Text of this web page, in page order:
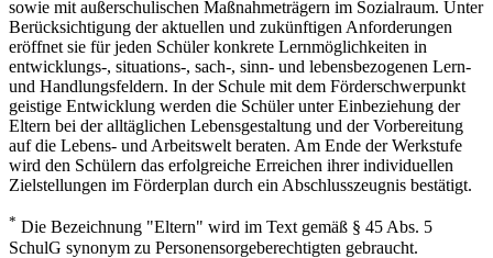
sowie mit außerschulischen Maßnahmeträgern im Sozialraum. Unter
Berücksichtigung der aktuellen und zukünftigen Anforderungen
eröffnet sie für jeden Schüler konkrete Lernmöglichkeiten in
entwicklungs-, situations-, sach-, sinn- und lebensbezogenen Lern-
und Handlungsfeldern. In der Schule mit dem Förderschwerpunkt
geistige Entwicklung werden die Schüler unter Einbeziehung der
Eltern bei der alltäglichen Lebensgestaltung und der Vorbereitung
auf die Lebens- und Arbeitswelt beraten. Am Ende der Werkstufe
wird den Schülern das erfolgreiche Erreichen ihrer individuellen
Zielstellungen im Förderplan durch ein Abschlusszeugnis bestätigt.
* Die Bezeichnung "Eltern" wird im Text gemäß § 45 Abs. 5
SchulG synonym zu Personensorgeberechtigten gebraucht.